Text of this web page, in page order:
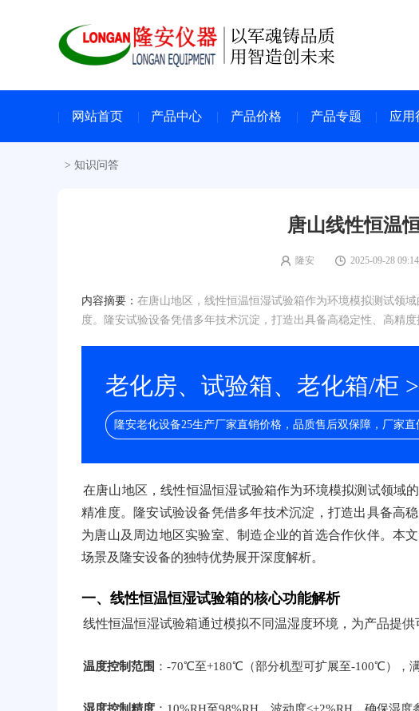
网站首页 产品中心 产品价格 产品专题 应用
> 知识问答
唐山线性恒温
隆安 2025-09-28
内容摘要： 在唐山地区，线性恒温恒湿试验箱作为环境模拟测试领
度。隆安试验设备凭借多年技术沉淀，打造出具备高稳定性、高精
老化房、试验箱、老化箱/柜
隆安老化设备25生产厂家直销价格，品质售后双保障，厂家直
在唐山地区，线性恒温恒湿试验箱作为环境模拟测试领域
精准度。隆安试验设备凭借多年技术沉淀，打造出具备高
为唐山及周边地区实验室、制造企业的首选合作伙伴。本
场景及隆安设备的独特优势展开深度解析。
一、线性恒温恒湿试验箱的核心功能解析
线性恒温恒湿试验箱通过模拟不同温湿度环境，为产品提供
温度控制范围 ：-70℃至+180℃（部分机型可扩展至-100℃），